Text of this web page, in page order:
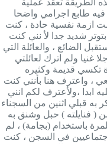
الطريقة تعقد عملية
فيه طابع اجرامي واضحا
ازمة نفسية حادة ، كنت
شديد جدا لأ نني كنت
الضائع ، والعائلة التي
غنيا ولم اترك لعائلتي
تكسي قديمة وكثيره
، واعترف هنا بأنني كنت
ابدا ،ولأعترف لكم انني
به قبلي اثنين من السجناء
( فنايلته ) حبل وشنق به
باستخدام (بجامة) ، لم
في السجن ، كنت